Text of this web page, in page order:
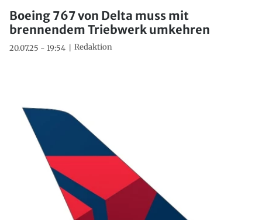
Boeing 767 von Delta muss mit
brennendem Triebwerk umkehren
20.07.25 - 19:54 Redaktion